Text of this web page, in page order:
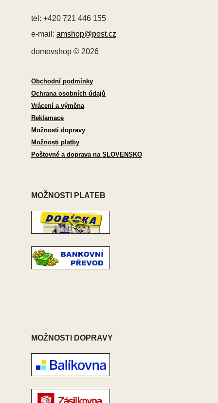
tel: +420 721 446 155
e-mail: amshop@post.cz
domovshop © 2026
Obchodní podmínky
Ochrana osobních údajů
Vrácení a výměna
Reklamace
Možnosti dopravy
Možnosti platby
Poštovné a doprava na SLOVENSKO
MOŽNOSTI PLATEB
MOŽNOSTI DOPRAVY